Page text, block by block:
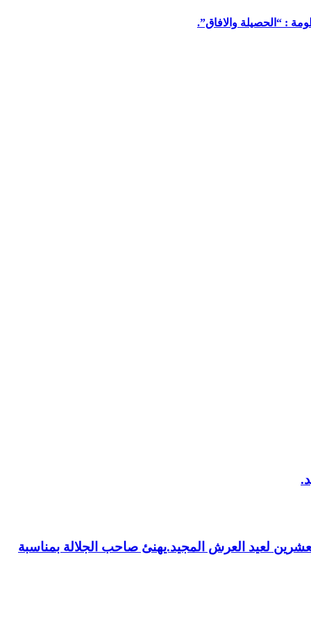
: “الحصيلة والافاق”.
لعيد العرش المجيد.يهنئ صاحب الجلالة بمناسبة